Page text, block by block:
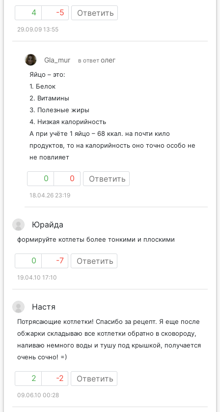
4 -5 Ответить
29.09.09 13:55
Gla_mur в ответ олег
Яйцо – это:
1. Белок
2. Витамины
3. Полезные жиры
4. Низкая калорийность
А при учёте 1 яйцо – 68 ккал. на почти кило
продуктов, то на калорийность оно точно особо не
не повлияет
0 0 Ответить
18.04.26 23:19
Юрайда
формируйте котлеты более тонкими и плоскими
0 -7 Ответить
19.04.10 17:10
Настя
Потрясающие котлетки! Спасибо за рецепт. Я еще после
обжарки складываю все котлетки обратно в сковороду,
наливаю немного воды и тушу под крышкой, получается
очень сочно! =)
2 -2 Ответить
09.06.10 00:28